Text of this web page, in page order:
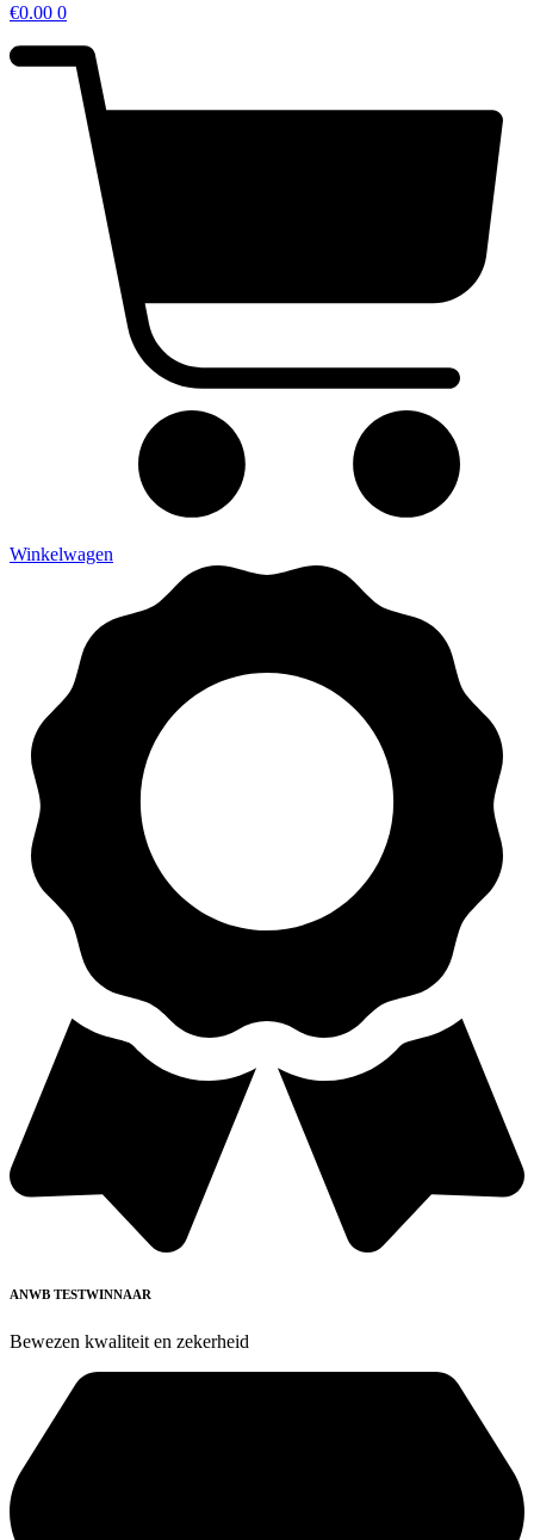
€0.00 0
Winkelwagen
ANWB TESTWINNAAR
Bewezen kwaliteit en zekerheid